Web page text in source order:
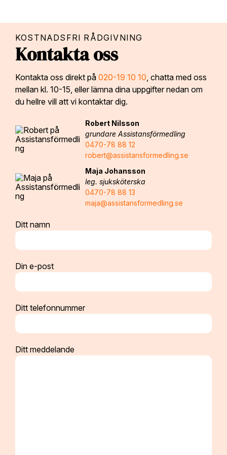
KOSTNADSFRI RÅDGIVNING
Kontakta oss
Kontakta oss direkt på 020-19 10 10 , chatta med oss
mellan kl. 10-15, eller lämna dina uppgifter nedan om
du hellre vill att vi kontaktar dig.
Robert Nilsson
grundare Assistansförmedling
0470-78 88 12
robert@assistansformedling.se
Maja Johansson
leg. sjuksköterska
0470-78 88 13
maja@assistansformedling.se
Ditt namn
Din e-post
Ditt telefonnummer
Ditt meddelande